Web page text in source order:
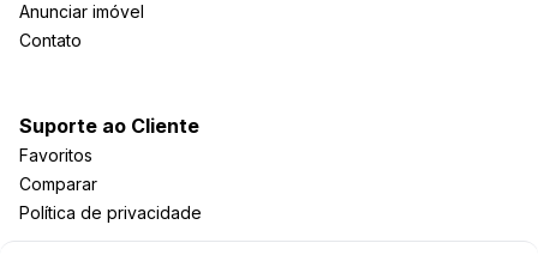
Anunciar imóvel
Contato
Suporte ao Cliente
Favoritos
Comparar
Política de privacidade